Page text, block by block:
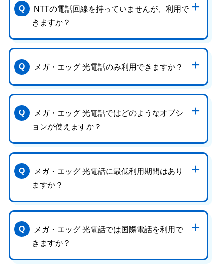
NTTの電話回線を持っていませんが、利用で
きますか？
メガ・エッグ 光電話のみ利用できますか？
メガ・エッグ 光電話ではどのようなオプシ
ョンが使えますか？
メガ・エッグ 光電話に最低利用期間はあり
ますか？
メガ・エッグ 光電話では国際電話を利用で
きますか？